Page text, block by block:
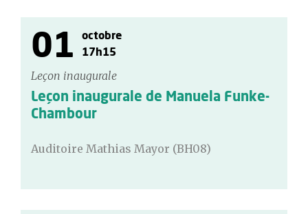
01
octobre
17h15
Leçon inaugurale
Leçon inaugurale de Manuela Funke-
Chambour
Auditoire Mathias Mayor (BH08)